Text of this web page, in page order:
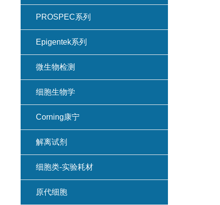
PROSPEC系列
Epigentek系列
微生物检测
细胞生物学
Corning康宁
解离试剂
细胞类-实验耗材
原代细胞